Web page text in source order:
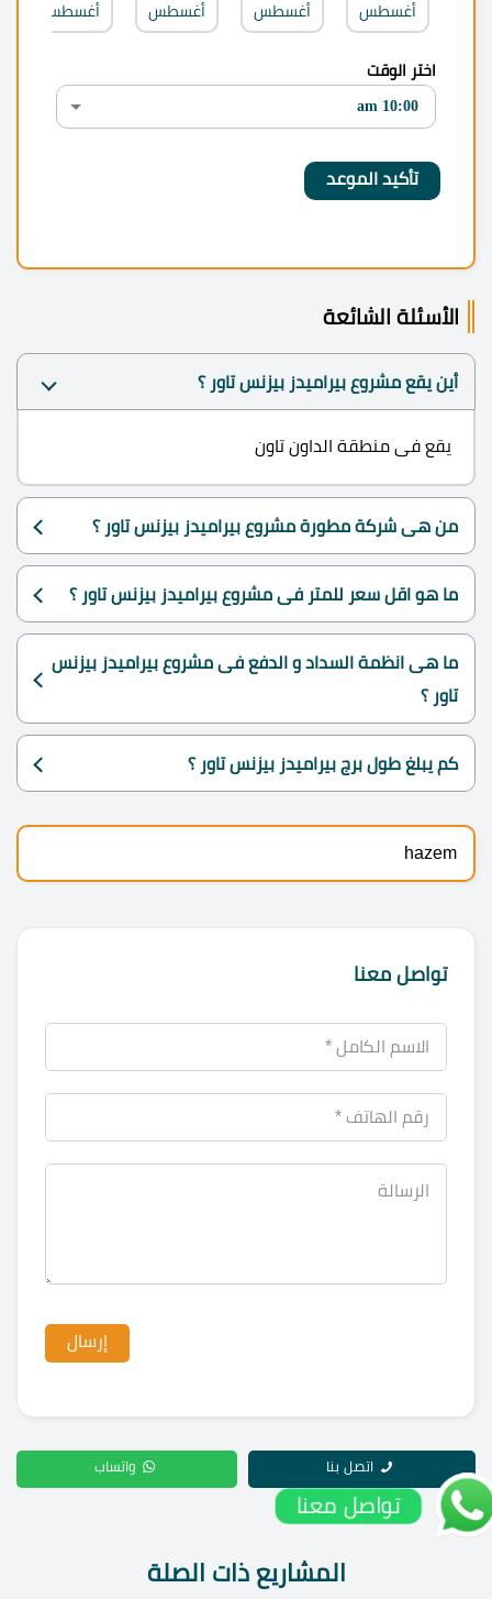
أغسطس
أغسطس
أغسطس
أغسطس
اختر الوقت
الأسئلة الشائعة
أين يقع مشروع بيراميدز بيزنس تاور ؟
يقع فى منطقة الداون تاون
من هى شركة مطورة مشروع بيراميدز بيزنس تاور ؟
ما هو اقل سعر للمتر فى مشروع بيراميدز بيزنس تاور ؟
ما هى انظمة السداد و الدفع فى مشروع بيراميدز بيزنس
تاور ؟
كم يبلغ طول برج بيراميدز بيزنس تاور ؟
hazem
تواصل معنا
اتصل بنا واتساب
المشاريع ذات الصلة
تواصل معنا